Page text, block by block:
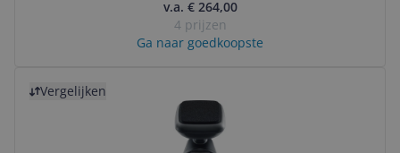
v.a. € 264,00
4 prijzen
Ga naar goedkoopste
Vergelijken